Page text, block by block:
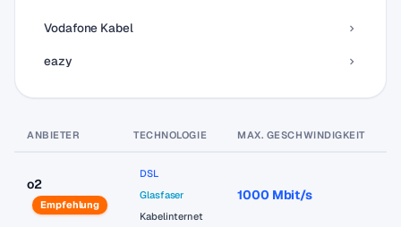
Vodafone Kabel
eazy
ANBIETER TECHNOLOGIE MAX. GESCHWINDIGKEIT
o2
Empfehlung
DSL
Glasfaser
Kabelinternet
1000 Mbit/s